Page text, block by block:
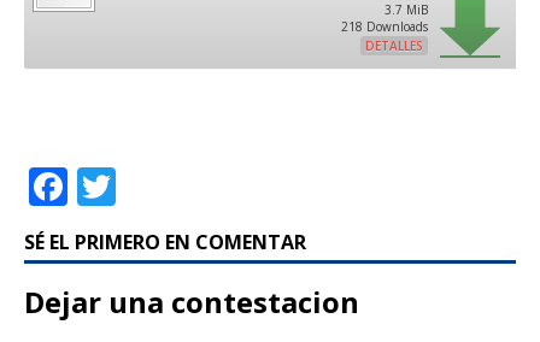
3.7 MiB
218 Downloads
DETALLES
F
a
c
e
w
it
te
SÉ EL PRIMERO EN COMENTAR
Dejar una contestacion